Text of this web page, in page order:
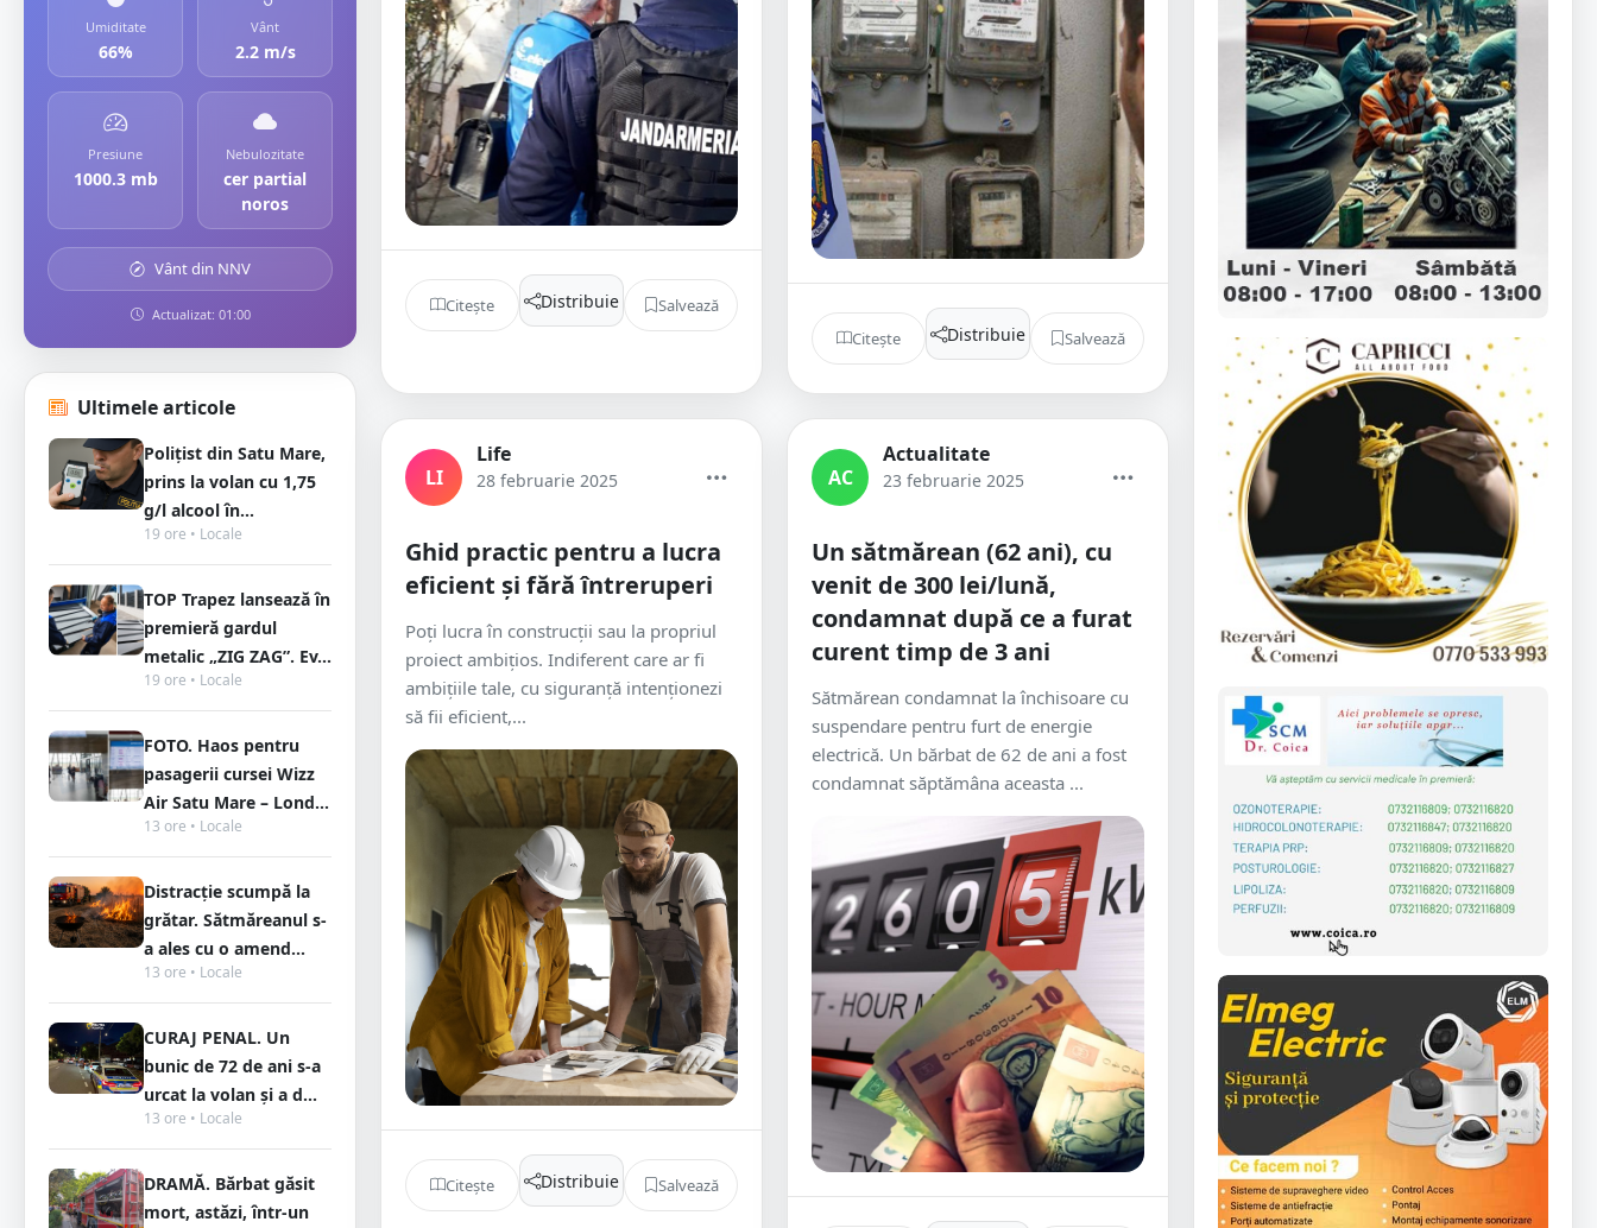
Umiditate
66%
Vânt
2.2 m/s
Presiune
1000.3 mb
Nebulozitate
cer partial
noros
Vânt din NNV
Actualizat: 01:00
Ultimele articole
Polițist din Satu Mare,
prins la volan cu 1,75
g/l alcool în...
19 ore • Locale
TOP Trapez lansează în
premieră gardul
metalic „ZIG ZAG”. Ev...
19 ore • Locale
FOTO. Haos pentru
pasagerii cursei Wizz
Air Satu Mare – Lond...
13 ore • Locale
Distracție scumpă la
grătar. Sătmăreanul s-
a ales cu o amend...
13 ore • Locale
CURAJ PENAL. Un
bunic de 72 de ani s-a
urcat la volan și a d...
13 ore • Locale
DRAMĂ. Bărbat găsit
mort, astăzi, într-un
Citește Distribuie Salvează
Citește Distribuie Salvează
LI
Life
28 februarie 2025
Ghid practic pentru a lucra
eficient și fără întreruperi
Poți lucra în construcții sau la propriul
proiect ambițios. Indiferent care ar fi
ambițiile tale, cu siguranță intenționezi
să fii eficient,...
Citește Distribuie Salvează
AC
Actualitate
23 februarie 2025
Un sătmărean (62 ani), cu
venit de 300 lei/lună,
condamnat după ce a furat
curent timp de 3 ani
Sătmărean condamnat la închisoare cu
suspendare pentru furt de energie
electrică. Un bărbat de 62 de ani a fost
condamnat săptămâna aceasta ...